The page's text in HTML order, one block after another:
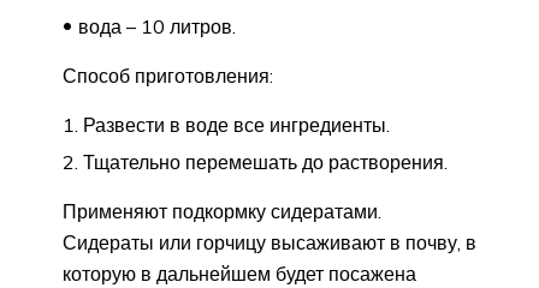
вода – 10 литров.
Способ приготовления:
Развести в воде все ингредиенты.
Тщательно перемешать до растворения.
Применяют подкормку сидератами.
Сидераты или горчицу высаживают в почву, в
которую в дальнейшем будет посажена